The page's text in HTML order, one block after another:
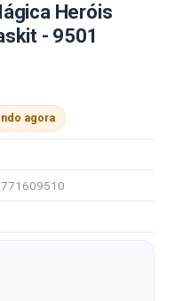
Heróis
- 9501
agora